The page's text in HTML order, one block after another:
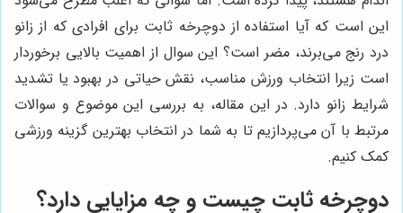
این است که آیا استفاده از دوچرخه ثابت برای افرادی که از زانو
درد رنج می‌برند، مضر است؟ این سوال از اهمیت بالایی برخوردار
است زیرا انتخاب ورزش مناسب، نقش حیاتی در بهبود یا تشدید
شرایط زانو دارد. در این مقاله، به بررسی این موضوع و سوالات
مرتبط با آن می‌پردازیم تا به شما در انتخاب بهترین گزینه ورزشی
کمک کنیم.
دوچرخه ثابت چیست و چه مزایایی دارد؟